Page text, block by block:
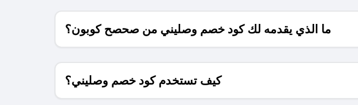
ما الذي يقدمه لك كود خصم وصليني من صحصح كوبون؟
كيف تستخدم كود خصم وصليني؟